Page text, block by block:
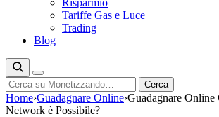
Risparmio
Tariffe Gas e Luce
Trading
Blog
Cerca Cerca
Home›Guadagnare Online›Guadagnare
Network è Possibile?